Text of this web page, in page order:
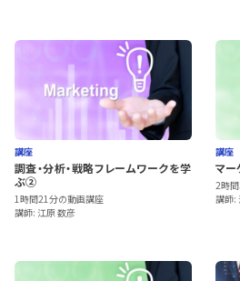
講座
調査・分析・戦略フレームワークを学
ぶ②
1時間21分の動画講座
講師: 江原 数彦
講座
マー
2時
講師: